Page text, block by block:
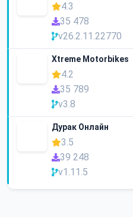
4.3
35 478
v26.2.11.22770
Xtreme Motorbikes
4.2
35 789
v3.8
Дурак Онлайн
3.5
39 248
v1.11.5